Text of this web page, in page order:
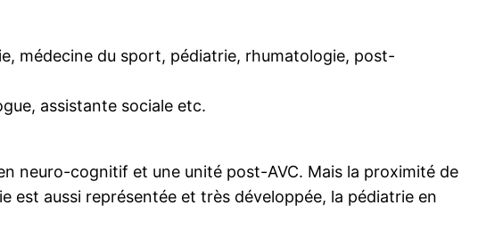
médecine du sport, pédiatrie, rhumatologie, post-
assistante sociale etc.
neuro-cognitif et une unité post-AVC. Mais la proximité de
est aussi représentée et très développée, la pédiatrie en